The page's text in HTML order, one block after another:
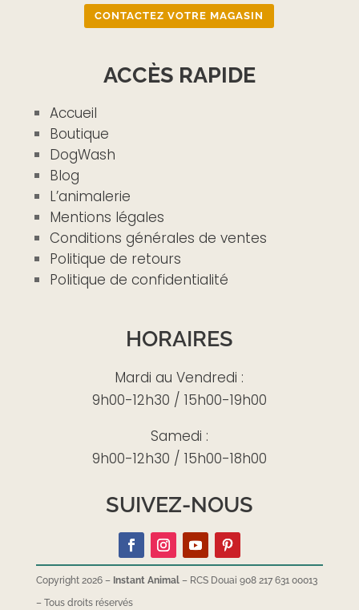
CONTACTEZ VOTRE MAGASIN
ACCÈS RAPIDE
Accueil
Boutique
DogWash
Blog
L’animalerie
Mentions légales
Conditions générales de ventes
Politique de retours
Politique de confidentialité
HORAIRES
Mardi au Vendredi :
9h00-12h30 / 15h00-19h00
Samedi :
9h00-12h30 / 15h00-18h00
SUIVEZ-NOUS
Copyright 2026 – Instant Animal– RCS Douai 908 217 631 00013
– Tous droits réservés